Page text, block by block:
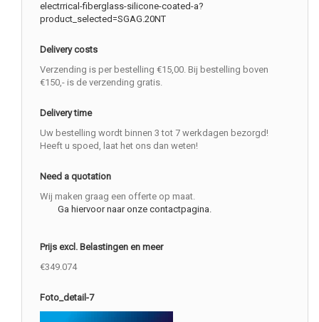
electrrical-fiberglass-silicone-coated-a?
product_selected=SGAG.20NT
Delivery costs
Verzending is per bestelling €15,00. Bij bestelling boven
€150,- is de verzending gratis.
Delivery time
Uw bestelling wordt binnen 3 tot 7 werkdagen bezorgd!
Heeft u spoed, laat het ons dan weten!
Need a quotation
Wij maken graag een offerte op maat.
Ga hiervoor naar onze contactpagina.
Prijs excl. Belastingen en meer
€349.074
Foto_detail-7